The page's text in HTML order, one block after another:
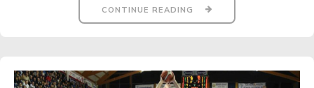
CONTINUE READING